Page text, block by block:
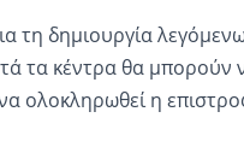
τη δημιουργία
τα κέντρα θα μπορούν
ολοκληρωθεί η